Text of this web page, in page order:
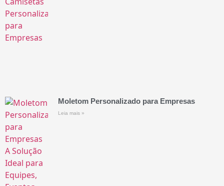
Moletom Personalizado para Empresas
Leia mais »